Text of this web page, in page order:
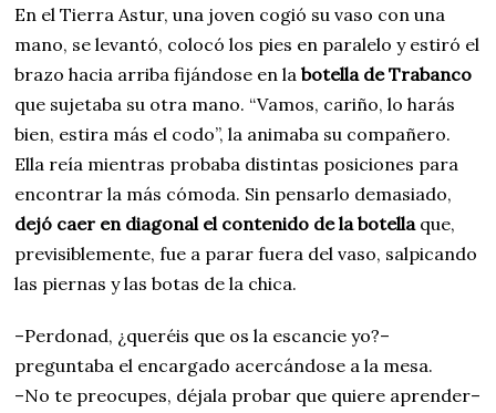
En el Tierra Astur, una joven cogió su vaso con una
mano, se levantó, colocó los pies en paralelo y estiró el
brazo hacia arriba fijándose en labotella de Trabanco
que sujetaba su otra mano. “Vamos, cariño, lo harás
bien, estira más el codo”, la animaba su compañero.
Ella reía mientras probaba distintas posiciones para
encontrar la más cómoda. Sin pensarlo demasiado,
dejó caer en diagonal el contenido de la botellaque,
previsiblemente, fue a parar fuera del vaso, salpicando
las piernas y las botas de la chica.
–Perdonad, ¿queréis que os la escancie yo?–
preguntaba el encargado acercándose a la mesa.
–No te preocupes, déjala probar que quiere aprender–